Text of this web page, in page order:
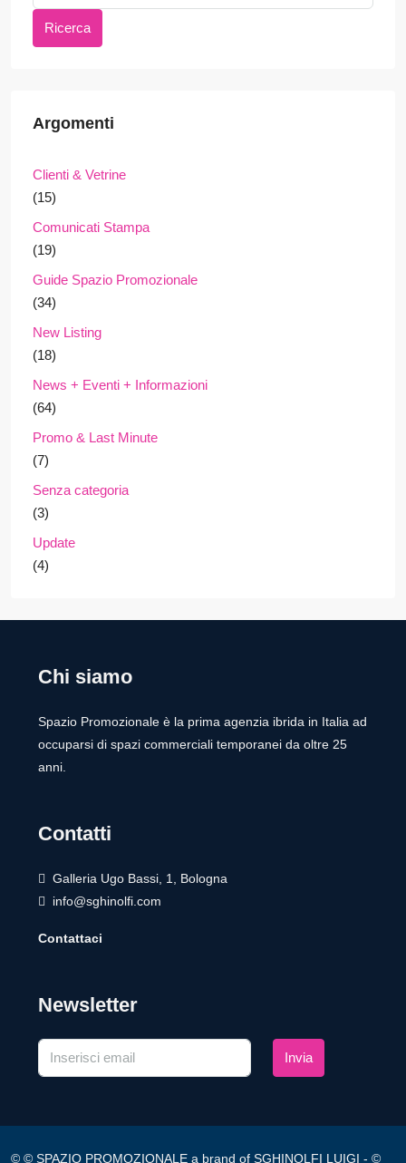
Ricerca
Argomenti
Clienti & Vetrine
(15)
Comunicati Stampa
(19)
Guide Spazio Promozionale
(34)
New Listing
(18)
News + Eventi + Informazioni
(64)
Promo & Last Minute
(7)
Senza categoria
(3)
Update
(4)
Chi siamo
Spazio Promozionale è la prima agenzia ibrida in Italia ad
occuparsi di spazi commerciali temporanei da oltre 25
anni.
Contatti
Galleria Ugo Bassi, 1, Bologna
info@sghinolfi.com
Contattaci
Newsletter
Invia
© © SPAZIO PROMOZIONALE a brand of SGHINOLFI LUIGI - ©